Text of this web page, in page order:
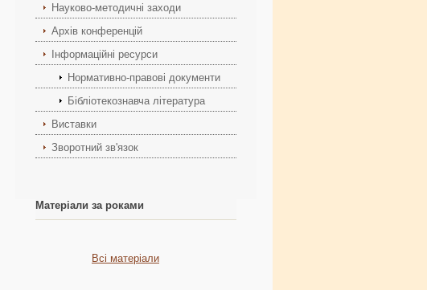
Науково-методичні заходи
Архів конференцій
Інформаційні ресурси
Нормативно-правові документи
Бібліотекознавча література
Виставки
Зворотний зв'язок
Матеріали за роками
Всі матеріали